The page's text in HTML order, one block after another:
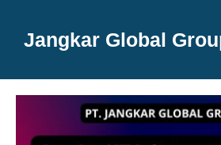
Jangkar Global